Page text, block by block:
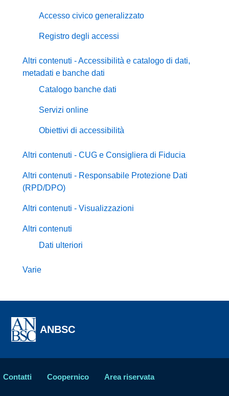
Accesso civico generalizzato
Registro degli accessi
Altri contenuti - Accessibilità e catalogo di dati,
metadati e banche dati
Catalogo banche dati
Servizi online
Obiettivi di accessibilità
Altri contenuti - CUG e Consigliera di Fiducia
Altri contenuti - Responsabile Protezione Dati
(RPD/DPO)
Altri contenuti - Visualizzazioni
Altri contenuti
Dati ulteriori
Varie
ANBSC
Contatti Coopernico Area riservata